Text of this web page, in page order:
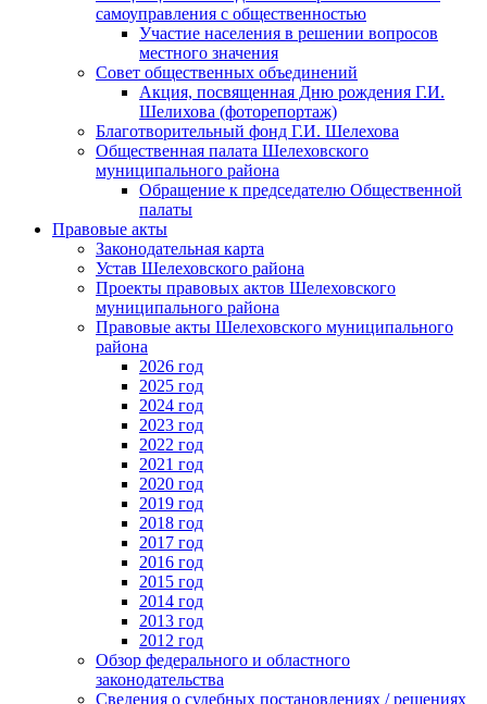
самоуправления с общественностью
Участие населения в решении вопросов
местного значения
Совет общественных объединений
Акция, посвященная Дню рождения Г.И.
Шелихова (фоторепортаж)
Благотворительный фонд Г.И. Шелехова
Общественная палата Шелеховского
муниципального района
Обращение к председателю Общественной
палаты
Правовые акты
Законодательная карта
Устав Шелеховского района
Проекты правовых актов Шелеховского
муниципального района
Правовые акты Шелеховского муниципального
района
2026 год
2025 год
2024 год
2023 год
2022 год
2021 год
2020 год
2019 год
2018 год
2017 год
2016 год
2015 год
2014 год
2013 год
2012 год
Обзор федерального и областного
законодательства
Сведения о судебных постановлениях / решениях